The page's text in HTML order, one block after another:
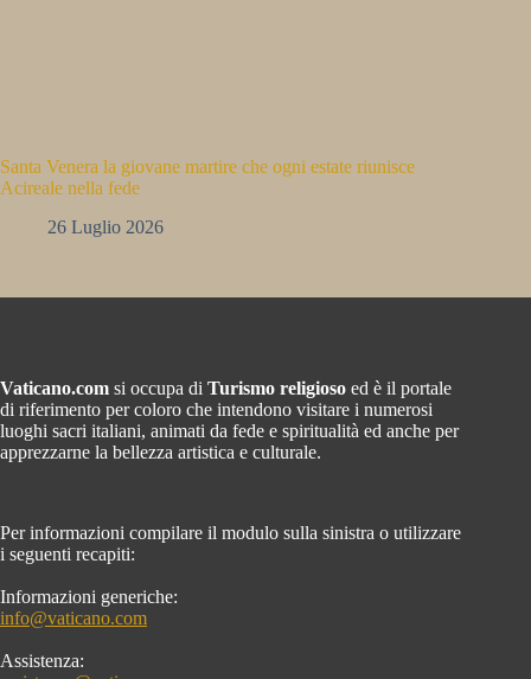
Santa Venera la giovane martire che ogni estate riunisce
Acireale nella fede
26 Luglio 2026
Vaticano.com si occupa di Turismo religioso ed è il portale
di riferimento per coloro che intendono visitare i numerosi
luoghi sacri italiani, animati da fede e spiritualità ed anche per
apprezzarne la bellezza artistica e culturale.
Per informazioni compilare il modulo sulla sinistra o utilizzare
i seguenti recapiti:
Informazioni generiche:
info@vaticano.com
Assistenza: